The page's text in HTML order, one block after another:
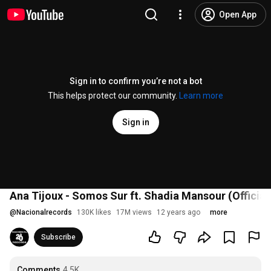
Open App
Sign in to confirm you’re not a bot
This helps protect our community.
Learn more
Sign in
Ana Tijoux - Somos Sur ft. Shadia Mansour
@ Nacionalrecords 130K likes 17M views 12 years ago more
Subscribe